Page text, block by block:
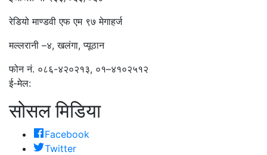
रेडियो माण्डवी एफ एम ९७ मेगाहर्ज
मल्लरानी –४, खलंगा, प्यूठान
फोन नं. ०८६-४२०२१३, ०१–४१०२५१२
ई-मेल:
सोसल मिडिया
Facebook
Twitter